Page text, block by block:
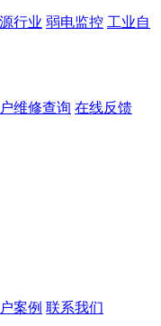
行业 弱电监控 工业自
维修查询 在线反馈
案例 联系我们